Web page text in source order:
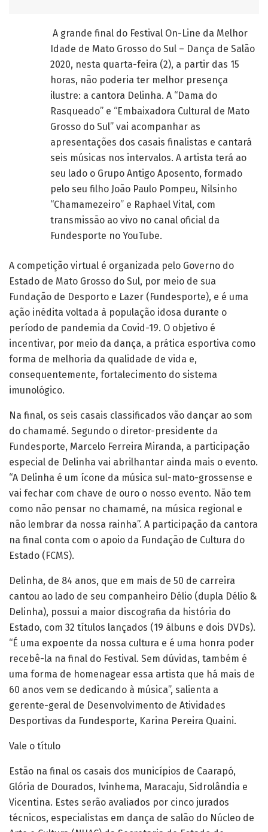
A grande final do Festival On-Line da Melhor
Idade de Mato Grosso do Sul – Dança de Salão
2020, nesta quarta-feira (2), a partir das 15
horas, não poderia ter melhor presença
ilustre: a cantora Delinha. A “Dama do
Rasqueado” e “Embaixadora Cultural de Mato
Grosso do Sul” vai acompanhar as
apresentações dos casais finalistas e cantará
seis músicas nos intervalos. A artista terá ao
seu lado o Grupo Antigo Aposento, formado
pelo seu filho João Paulo Pompeu, Nilsinho
“Chamamezeiro” e Raphael Vital, com
transmissão ao vivo no canal oficial da
Fundesporte no YouTube.
A competição virtual é organizada pelo Governo do
Estado de Mato Grosso do Sul, por meio de sua
Fundação de Desporto e Lazer (Fundesporte), e é uma
ação inédita voltada à população idosa durante o
período de pandemia da Covid-19. O objetivo é
incentivar, por meio da dança, a prática esportiva como
forma de melhoria da qualidade de vida e,
consequentemente, fortalecimento do sistema
imunológico.
Na final, os seis casais classificados vão dançar ao som
do chamamé. Segundo o diretor-presidente da
Fundesporte, Marcelo Ferreira Miranda, a participação
especial de Delinha vai abrilhantar ainda mais o evento.
“A Delinha é um ícone da música sul-mato-grossense e
vai fechar com chave de ouro o nosso evento. Não tem
como não pensar no chamamé, na música regional e
não lembrar da nossa rainha”. A participação da cantora
na final conta com o apoio da Fundação de Cultura do
Estado (FCMS).
Delinha, de 84 anos, que em mais de 50 de carreira
cantou ao lado de seu companheiro Délio (dupla Délio &
Delinha), possui a maior discografia da história do
Estado, com 32 títulos lançados (19 álbuns e dois DVDs).
“É uma expoente da nossa cultura e é uma honra poder
recebê-la na final do Festival. Sem dúvidas, também é
uma forma de homenagear essa artista que há mais de
60 anos vem se dedicando à música”, salienta a
gerente-geral de Desenvolvimento de Atividades
Desportivas da Fundesporte, Karina Pereira Quaini.
Vale o título
Estão na final os casais dos municípios de Caarapó,
Glória de Dourados, Ivinhema, Maracaju, Sidrolândia e
Vicentina. Estes serão avaliados por cinco jurados
técnicos, especialistas em dança de salão do Núcleo de